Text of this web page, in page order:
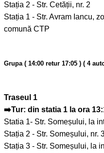
Stația 2 - Str. Cetății, nr. 2
Stația 1 - Str. Avram Iancu,
comună CTP
Grupa ( 14:00 retur 17:05 ) ( 4
Traseul 1
➡️Tur: din statia 1 la ora
Statia 1- Str. Someșului, la
Stația 2 - Str. Someșului, nr.
Stația 3 - Str. Someșului, la